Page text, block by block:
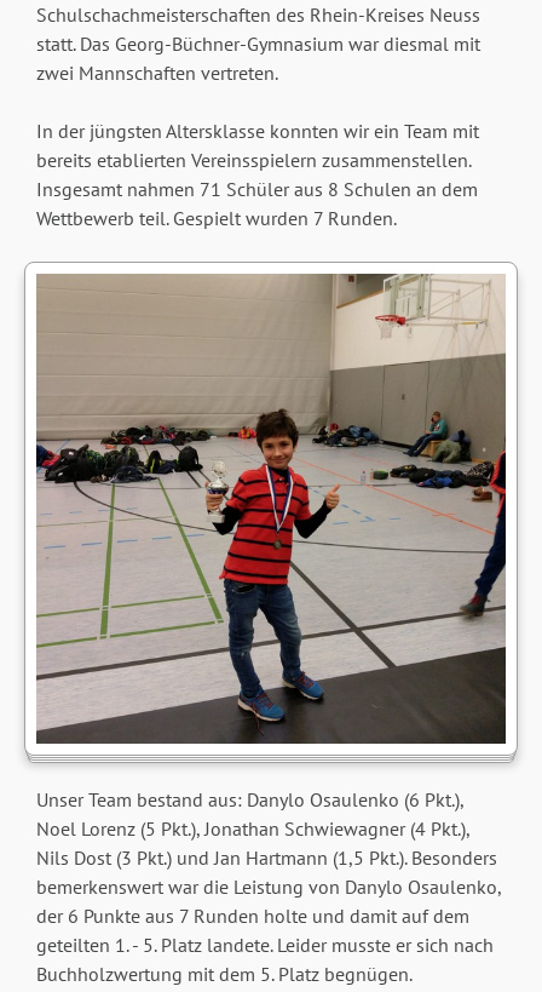
Schulschachmeisterschaften des Rhein-Kreises Neuss
statt. Das Georg-Büchner-Gymnasium war diesmal mit
zwei Mannschaften vertreten.
In der jüngsten Altersklasse konnten wir ein Team mit
bereits etablierten Vereinsspielern zusammenstellen.
Insgesamt nahmen 71 Schüler aus 8 Schulen an dem
Wettbewerb teil. Gespielt wurden 7 Runden.
Unser Team bestand aus: Danylo Osaulenko (6 Pkt.),
Noel Lorenz (5 Pkt.), Jonathan Schwiewagner (4 Pkt.),
Nils Dost (3 Pkt.) und Jan Hartmann (1,5 Pkt.). Besonders
bemerkenswert war die Leistung von Danylo Osaulenko,
der 6 Punkte aus 7 Runden holte und damit auf dem
geteilten 1. - 5. Platz landete. Leider musste er sich nach
Buchholzwertung mit dem 5. Platz begnügen.